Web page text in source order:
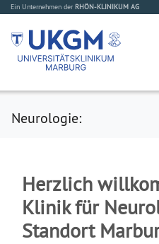
Ein Unternehmen der RHÖN-KLINIKUM AG
Neurologie:
Herzlich
Klinik für
Standort